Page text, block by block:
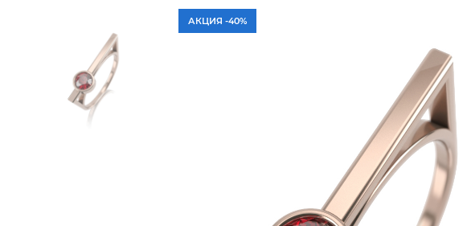
АКЦИЯ -40%